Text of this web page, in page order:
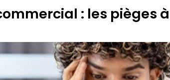
: les pièges